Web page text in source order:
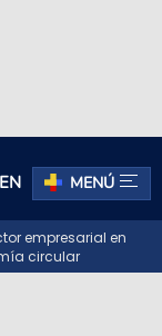
EN MENÚ
empresarial en
circular